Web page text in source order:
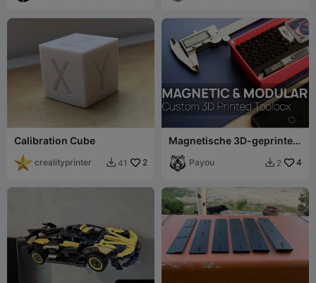
Calibration Cube
crealityprinter  41 2
Magnetische 3D-geprinte
MooTeam3D EXTRA
Payou  2 4